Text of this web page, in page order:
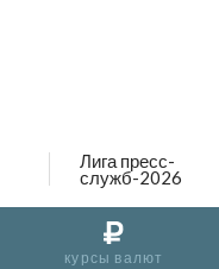
Лига пресс-
служб-2026
курсы валют